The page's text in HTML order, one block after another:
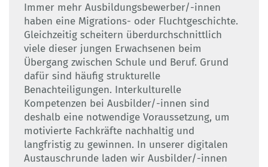
Immer mehr Ausbildungsbewerber/-innen
haben eine Migrations- oder Fluchtgeschichte.
Gleichzeitig scheitern überdurchschnittlich
viele dieser jungen Erwachsenen beim
Übergang zwischen Schule und Beruf. Grund
dafür sind häufig strukturelle
Benachteiligungen. Interkulturelle
Kompetenzen bei Ausbilder/-innen sind
deshalb eine notwendige Voraussetzung, um
motivierte Fachkräfte nachhaltig und
langfristig zu gewinnen. In unserer digitalen
Austauschrunde laden wir Ausbilder/-innen